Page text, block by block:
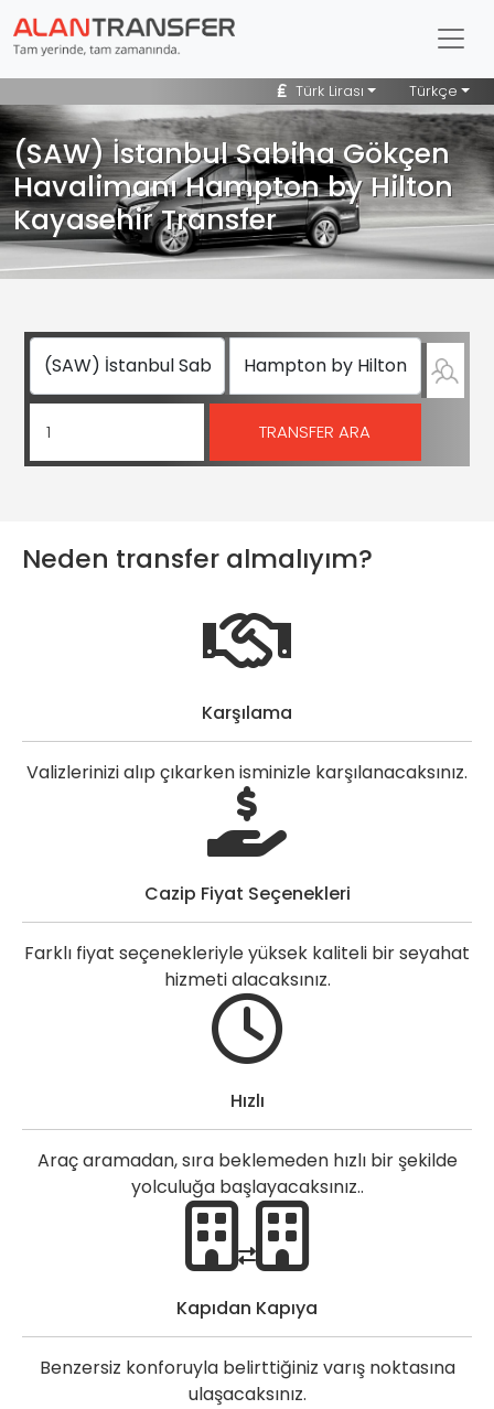
Türk Lirası Türkçe
(SAW) İstanbul Sabiha Gökçen
Havalimanı Hampton by Hilton
Kayasehir Transfer
Neden transfer almalıyım?
Karşılama
Valizlerinizi alıp çıkarken isminizle karşılanacaksınız.
Cazip Fiyat Seçenekleri
Farklı fiyat seçenekleriyle yüksek kaliteli bir seyahat
hizmeti alacaksınız.
Hızlı
Araç aramadan, sıra beklemeden hızlı bir şekilde
yolculuğa başlayacaksınız..
Kapıdan Kapıya
Benzersiz konforuyla belirttiğiniz varış noktasına
ulaşacaksınız.